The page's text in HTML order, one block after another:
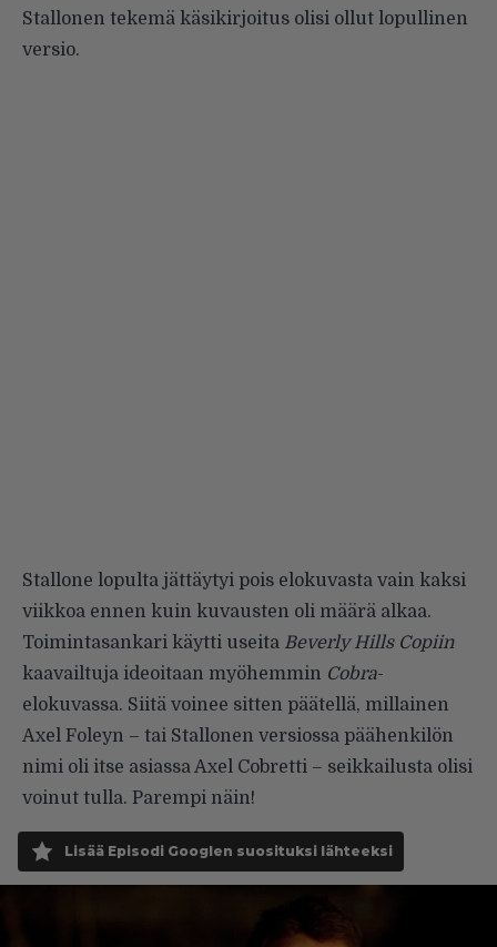
Stallonen tekemä käsikirjoitus olisi ollut lopullinen
versio.
Stallone lopulta jättäytyi pois elokuvasta vain kaksi
viikkoa ennen kuin kuvausten oli määrä alkaa.
Toimintasankari käytti useita Beverly Hills Copiin
kaavailtuja ideoitaan myöhemmin Cobra-
elokuvassa. Siitä voinee sitten päätellä, millainen
Axel Foleyn – tai Stallonen versiossa päähenkilön
nimi oli itse asiassa Axel Cobretti – seikkailusta olisi
voinut tulla. Parempi näin!
Lisää Episodi Googlen suosituksi lähteeksi